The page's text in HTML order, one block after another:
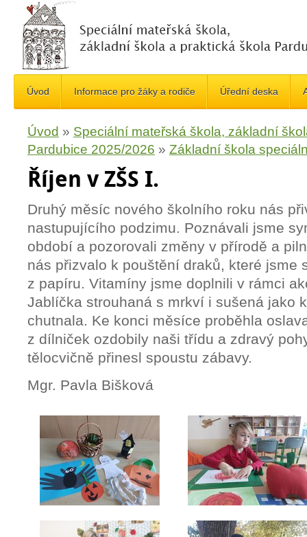
Úvod Informace pro žáky a rodiče Úřední deska
Úvod » Speciální mateřská škola, základní
Pardubice 2025/2026 » Základní škola
Říjen v ZŠS I.
Druhý měsíc nového školního roku nás
nastupujícího podzimu. Poznávali jsme
období a pozorovali změny v přírodě a
nás přizvalo k pouštění draků, které jsme
z papíru. Vitamíny jsme doplnili v rámci
Jablíčka strouhaná s mrkví i sušená jako
chutnala. Ke konci měsíce proběhla
z dílniček ozdobily naši třídu a zdravý
tělocvičně přinesl spoustu zábavy.
Mgr. Pavla Bišková